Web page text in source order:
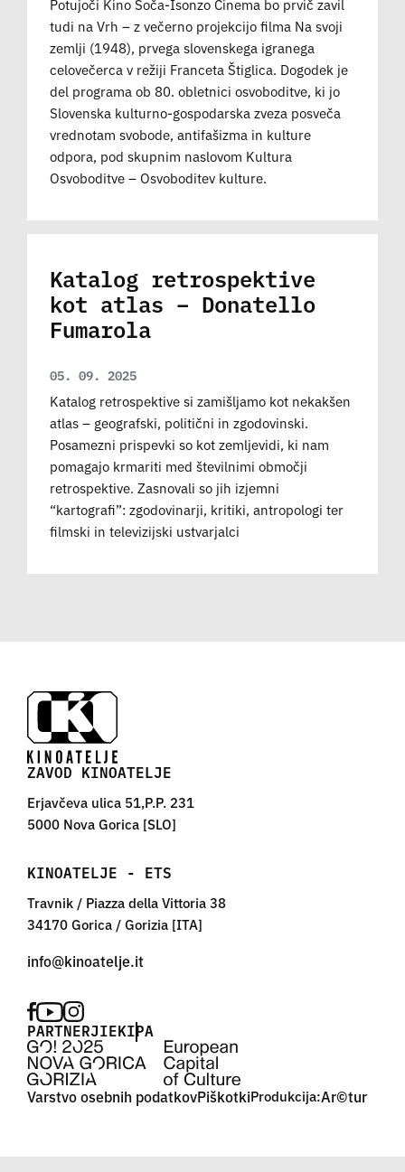
Potujoči Kino Soča-Isonzo Cinema bo prvič zavil
tudi na Vrh – z večerno projekcijo filma Na svoji
zemlji (1948), prvega slovenskega igranega
celovečerca v režiji Franceta Štiglica. Dogodek je
del programa ob 80. obletnici osvoboditve, ki jo
Slovenska kulturno-gospodarska zveza posveča
vrednotam svobode, antifašizma in kulture
odpora, pod skupnim naslovom Kultura
Osvoboditve – Osvoboditev kulture.
Katalog retrospektive
kot atlas – Donatello
Fumarola
05. 09. 2025
Katalog retrospektive si zamišljamo kot nekakšen
atlas – geografski, politični in zgodovinski.
Posamezni prispevki so kot zemljevidi, ki nam
pomagajo krmariti med številnimi območji
retrospektive. Zasnovali so jih izjemni
“kartografi”: zgodovinarji, kritiki, antropologi ter
filmski in televizijski ustvarjalci
ZAVOD KINOATELJE
Erjavčeva ulica 51,P.P. 231
5000 Nova Gorica [SLO]
KINOATELJE - ETS
Travnik / Piazza della Vittoria 38
34170 Gorica / Gorizia [ITA]
PARTNERJIEKIPA
Varstvo osebnih podatkovPiškotkiProdukcija:Ar©tur